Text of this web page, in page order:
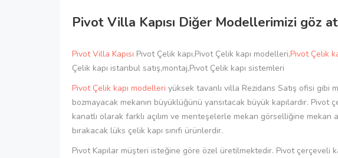
Pivot Villa Kapısı Diğer Modellerimizi göz
Pivot Villa Kapısı Pivot Çelik kapı,Pivot Çelik kapı modelleri,Pivot Çelik
Çelik kapı istanbul satış,montaj,Pivot Çelik kapı sistemleri
Pivot Çelik kapı modelleri yüksek tavanlı villa Rezidans Satış ofisi gibi
bozmayacak mekanın büyüklüğünü yansıtacak büyük kapılardır. Pivot
kanatlı olarak farklı açılım ve menteşelerle mekan görselliğine mekan
bırakacak lüks çelik kapı sınıfı ürünlerdir.
Pivot Kapılar müşteri isteğine göre özel üretilmektedir. Pivot çerçeveli